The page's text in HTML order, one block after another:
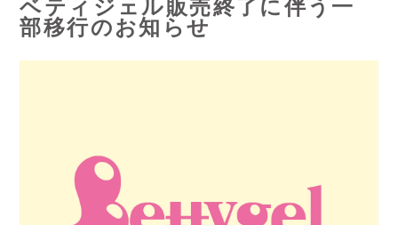
ベティジェル販売終了に伴う一
部移行のお知らせ